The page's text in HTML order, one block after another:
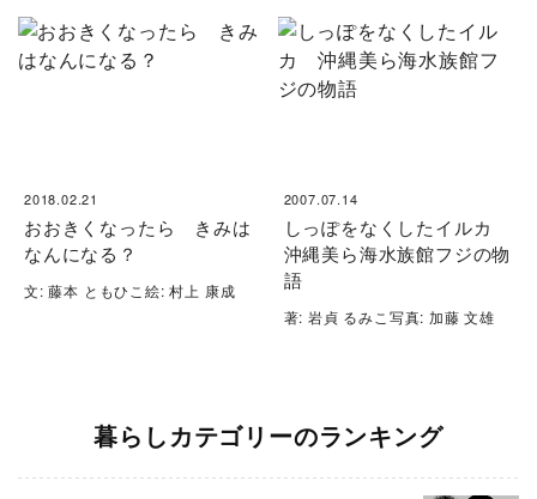
2018.02.21
おおきくなったら きみは
なんになる？
文: 藤本 ともひこ絵: 村上 康成
2007.07.14
しっぽをなくしたイルカ
沖縄美ら海水族館フジの物
語
著: 岩貞 るみこ写真: 加藤 文雄
暮らしカテゴリーのランキング